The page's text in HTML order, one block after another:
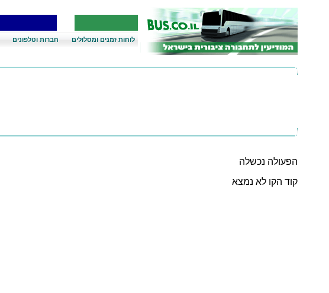
לוחות זמנים ומסלולים חברות וטלפונים
הפעולה נכשלה
קוד הקו לא נמצא